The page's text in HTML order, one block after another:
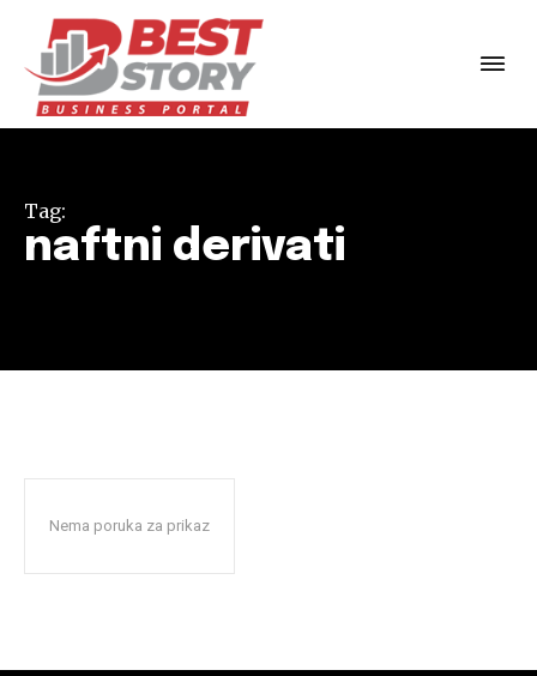
Tag:
naftni derivati
Nema poruka za prikaz